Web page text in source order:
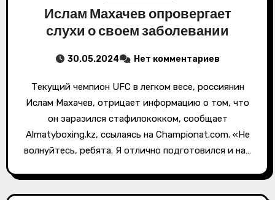
Ислам Махачев опровергает
слухи о своем заболевании
30.05.2024 Нет комментариев
Текущий чемпион UFC в легком весе, россиянин
Ислам Махачев, отрицает информацию о том, что
он заразился стафилококком, сообщает
Almatyboxing.kz, ссылаясь на Championat.com. «Не
волнуйтесь, ребята. Я отлично подготовился и на…